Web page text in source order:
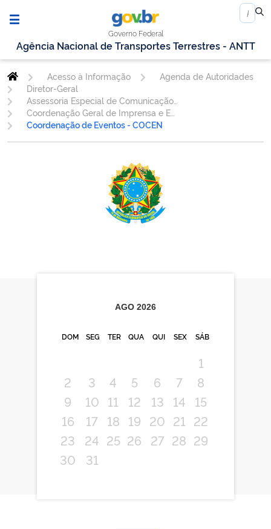
Governo Federal
Agência Nacional de Transportes Terrestres - ANTT
Acesso à Informação
Agenda de Autoridades
Diretor-Geral
Assessoria Especial de Comunicação Social - AESCOM
Coordenação Geral de Imprensa e Eventos Institucionais - CGIEV
Coordenação de Eventos - COCEN
AGO 2026
DOM SEG TER QUA QUI SEX SÁB
1
2
3 4 5 6 7
8
9
10 11 12 13 14
15
16
17 18 19 20 21
22
23
24 25 26 27 28 29
30
31